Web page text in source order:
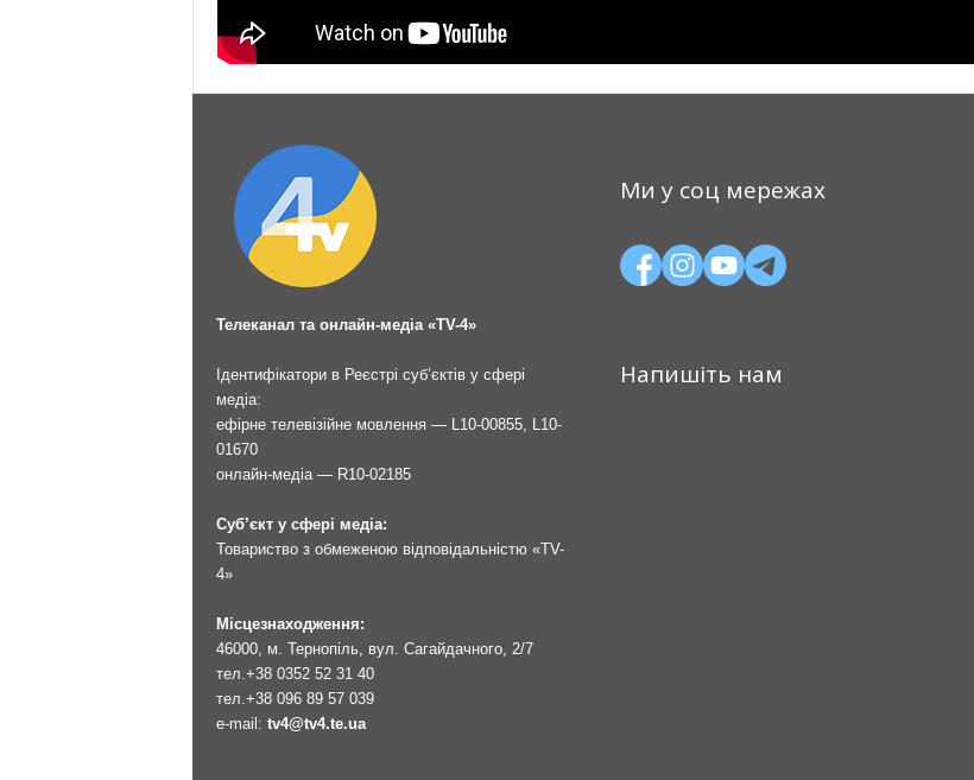
Телеканал та онлайн-медіа «TV-4»
Ідентифікатори в Реєстрі суб’єктів у сфері
медіа:
ефірне телевізійне мовлення — L10-00855, L10-
01670
онлайн-медіа — R10-02185
Суб’єкт у сфері медіа:
Товариство з обмеженою відповідальністю «TV-
4»
Місцезнаходження:
46000, м. Тернопіль, вул. Сагайдачного, 2/7
тел.+38 0352 52 31 40
тел.+38 096 89 57 039
e-mail: tv4@tv4.te.ua
Ми у соц мережах
Напишіть нам